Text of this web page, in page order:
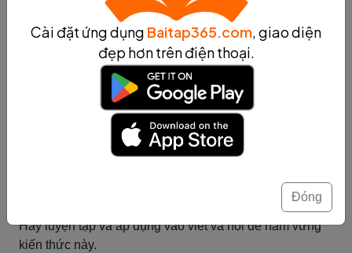
- Ví dụ: Trang sách chứa nhiều tri thức.
- Ý nghĩa: Trang sách có chứa nhiều tri thức bên trong.
4. Chứa + cụm danh từ:
- Ví dụ: Hộp chứa đồ trang sức.
- Ý nghĩa: Hộp có chứa đồ trang sức bên trong.
5. Chứa + mệnh đề:
- Ví dụ: Bài viết chứa thông tin quan trọng.
- Ý nghĩa: Bài viết có chứa thông tin quan trọng bên
Qua những quy tắc và ví dụ trên, bạn đã biết cách sử
dụng Chứa trong câu một cách chính xác và linh hoạt.
Hãy luyện tập và áp dụng vào viết và nói để nắm vững
kiến thức này.
Cài đặt ứng dụng Baitap365.com, giao diện
đẹp hơn trên điện thoại.
Đóng